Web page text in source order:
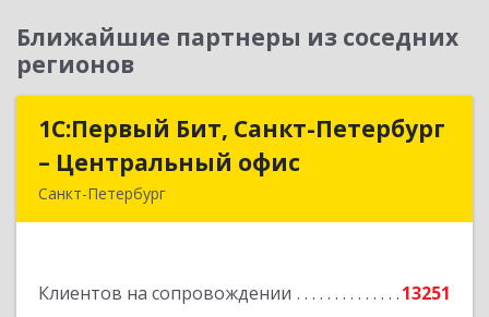
Ближайшие партнеры из соседних
регионов
1С:Первый Бит, Санкт-Петербург
– Центральный офис
Санкт-Петербург
Клиентов на сопровождении
13251
1С:Первый Бит, Санкт-Петербург
– Центральный офис